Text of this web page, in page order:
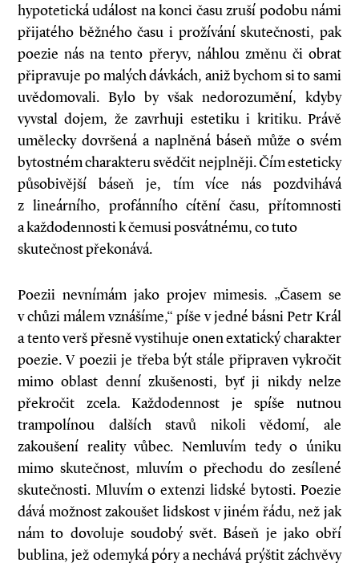
hypotetická událost na konci času zruší podobu námi
přijatého běžného času i prožívání skutečnosti, pak
poezie nás na tento přeryv, náhlou změnu či obrat
připravuje po malých dávkách, aniž bychom si to sami
uvědomovali. Bylo by však nedorozumění, kdyby
vyvstal dojem, že zavrhuji estetiku i kritiku. Právě
umělecky dovršená a naplněná báseň může o svém
bytostném charakteru svědčit nejplněji. Čím esteticky
působivější báseň je, tím více nás pozdvihává
z lineárního, profánního cítění času, přítomnosti
a každodennosti k čemusi posvátnému, co tuto
skutečnost překonává.
Poezii nevnímám jako projev mimesis. „Časem se
v chůzi málem vznášíme,“ píše v jedné básni Petr Král
a tento verš přesně vystihuje onen extatický charakter
poezie. V poezii je třeba být stále připraven vykročit
mimo oblast denní zkušenosti, byť ji nikdy nelze
překročit zcela. Každodennost je spíše nutnou
trampolínou dalších stavů nikoli vědomí, ale
zakoušení reality vůbec. Nemluvím tedy o úniku
mimo skutečnost, mluvím o přechodu do zesílené
skutečnosti. Mluvím o extenzi lidské bytosti. Poezie
dává možnost zakoušet lidskost v jiném řádu, než jak
nám to dovoluje soudobý svět. Báseň je jako obří
bublina, jež odemyká póry a nechává prýštit záchvěvy